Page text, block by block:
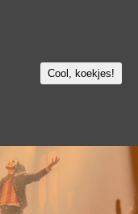
Cool, koekjes!